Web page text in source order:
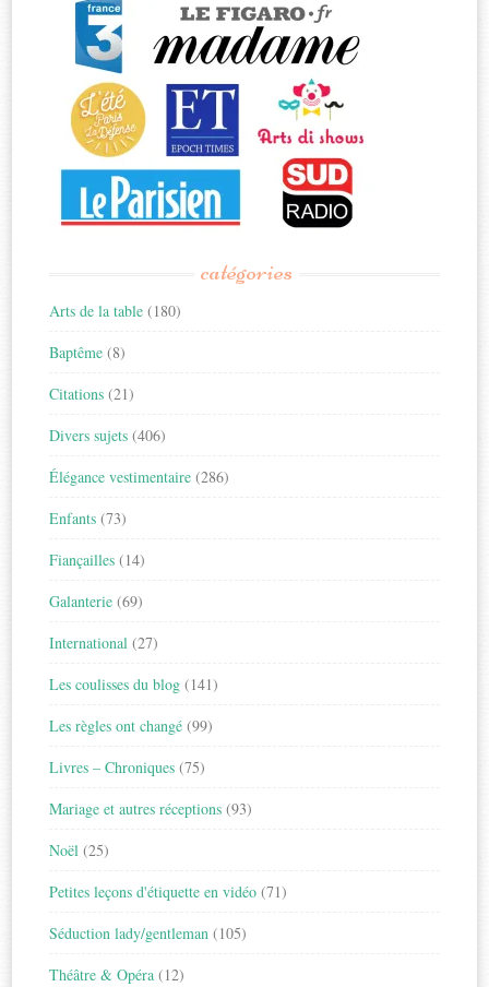
catégories
Arts de la table (180)
Baptême (8)
Citations (21)
Divers sujets (406)
Élégance vestimentaire (286)
Enfants (73)
Fiançailles (14)
Galanterie (69)
International (27)
Les coulisses du blog (141)
Les règles ont changé (99)
Livres – Chroniques (75)
Mariage et autres réceptions (93)
Noël (25)
Petites leçons d'étiquette en vidéo (71)
Séduction lady/gentleman (105)
Théâtre & Opéra (12)